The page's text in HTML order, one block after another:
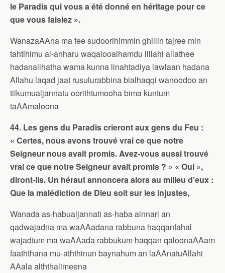
le Paradis qui vous a été donné en héritage pour ce
que vous faisiez ».
WanazaAAna ma fee sudoorihimmin ghillin tajree min
tahtihimu al-anharu waqalooalhamdu lillahi allathee
hadanalihatha wama kunna linahtadiya lawlaan hadana
Allahu laqad jaat rusulurabbina bialhaqqi wanoodoo an
tilkumualjannatu oorithtumooha bima kuntum
taAAmaloona
44. Les gens du Paradis crieront aux gens du Feu :
« Certes, nous avons trouvé vrai ce que notre
Seigneur nous avait promis. Avez-vous aussi trouvé
vrai ce que notre Seigneur avait promis ? » « Oui »,
diront-ils. Un héraut annoncera alors au milieu d’eux :
Que la malédiction de Dieu soit sur les injustes,
Wanada as-habualjannati as-haba alnnari an
qadwajadna ma waAAadana rabbuna haqqanfahal
wajadtum ma waAAada rabbukum haqqan qaloonaAAam
faaththana mu-aththinun baynahum an laAAnatuAllahi
AAala alththalimeena